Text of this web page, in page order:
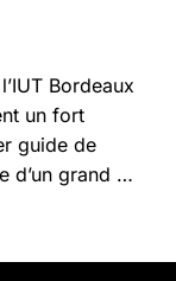
Bordeaux
un fort
guide de
d’un grand …